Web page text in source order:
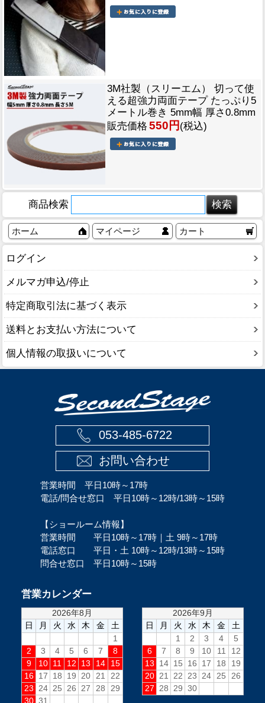
3M社製（スリーエム） 切って使
える超強力両面テープ たっぷり5
メートル巻き 5mm幅 厚さ0.8mm
販売価格 550円 (税込)
商品検索
ホーム マイページ カート
ログイン
メルマガ申込/停止
特定商取引法に基づく表示
送料とお支払い方法について
個人情報の取扱いについて
053-485-6722
お問い合わせ
営業時間 平日10時～17時
電話/問合せ窓口 平日10時～12時/13時～15時
【ショールーム情報】
営業時間 平日10時～17時｜土 9時～17時
電話窓口 平日・土 10時～12時/13時～15時
問合せ窓口 平日10時～15時
営業カレンダー